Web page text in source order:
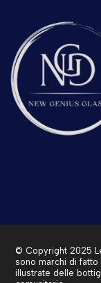
© Copyright 2025
sono marchi di
illustrate delle